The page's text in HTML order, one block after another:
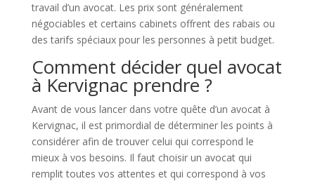
travail d’un avocat. Les prix sont généralement
négociables et certains cabinets offrent des rabais ou
des tarifs spéciaux pour les personnes à petit budget.
Comment décider quel avocat
à Kervignac prendre ?
Avant de vous lancer dans votre quête d’un avocat à
Kervignac, il est primordial de déterminer les points à
considérer afin de trouver celui qui correspond le
mieux à vos besoins. Il faut choisir un avocat qui
remplit toutes vos attentes et qui correspond à vos